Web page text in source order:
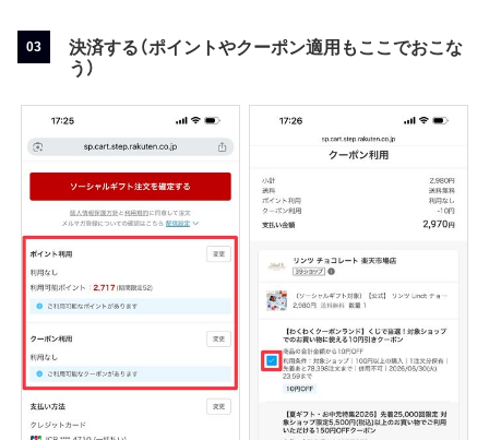
決済する（ポイントやクーポン適用もここでおこな
う）